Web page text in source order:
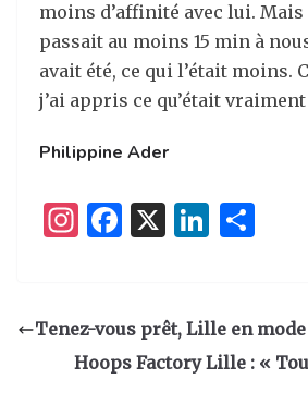
moins d’affinité avec lui.
passait au moins 15 min à
avait été, ce qui l’était moins.
j’ai appris ce qu’était
Philippine Ader
I
a
g
F
e
b
X
Li
e
dI
g
er
Tenez-vous prêt, Lille en
Hoops Factory Lille : «